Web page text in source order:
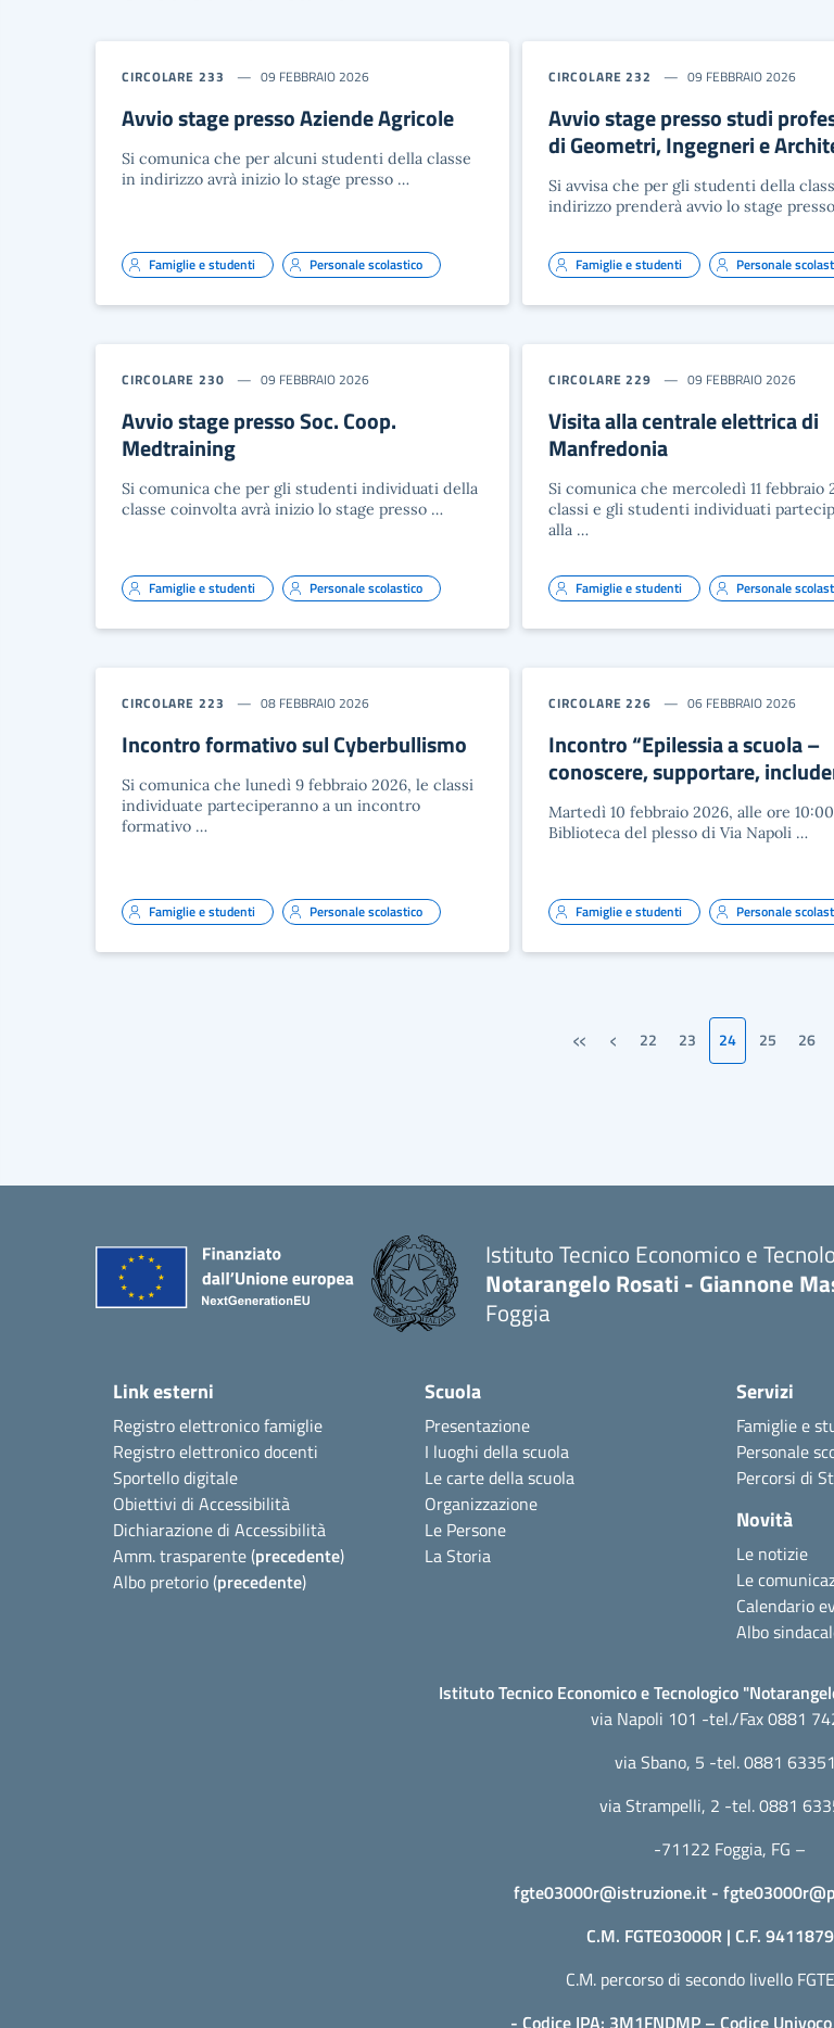
CIRCOLARE 233 09 FEBBRAIO 2026
Avvio stage presso Aziende Agricole
Si comunica che per alcuni studenti della classe
in indirizzo avrà inizio lo stage presso …
Famiglie e studenti Personale scolastico
CIRCOLARE 232 09 FEBBRAIO 2026
Avvio stage presso studi
di Geometri, Ingegneri e
Si avvisa che per gli studenti della
indirizzo prenderà avvio lo stage
Famiglie e studenti Personale
CIRCOLARE 230 09 FEBBRAIO 2026
Avvio stage presso Soc. Coop.
Medtraining
Si comunica che per gli studenti individuati della
classe coinvolta avrà inizio lo stage presso …
Famiglie e studenti Personale scolastico
CIRCOLARE 229 09 FEBBRAIO 2026
Visita alla centrale elettrica di
Manfredonia
Si comunica che mercoledì 11 febbraio
classi e gli studenti individuati
alla …
Famiglie e studenti Personale
CIRCOLARE 223 08 FEBBRAIO 2026
Incontro formativo sul Cyberbullismo
Si comunica che lunedì 9 febbraio 2026, le classi
individuate parteciperanno a un incontro
formativo …
Famiglie e studenti Personale scolastico
CIRCOLARE 226 06 FEBBRAIO 2026
Incontro “Epilessia a scuola –
conoscere, supportare,
Martedì 10 febbraio 2026, alle ore
Biblioteca del plesso di Via Napoli …
Famiglie e studenti Personale
«Prima pagina
‹Pagina precedente
22 23 24 25 26
Istituto Tecnico Economico e
Notarangelo Rosati - Giannone
Foggia
Link esterni
Registro elettronico famiglie
Registro elettronico docenti
Sportello digitale
Obiettivi di Accessibilità
Dichiarazione di Accessibilità
Amm. trasparente (precedente)
Albo pretorio (precedente)
Scuola
Presentazione
I luoghi della scuola
Le carte della scuola
Organizzazione
Le Persone
La Storia
Servizi
Famiglie e
Personale
Percorsi di
Novità
Le notizie
Le
Calendario
Albo
Istituto Tecnico Economico e Tecnologico
via Napoli 101 -tel./Fax 0881
via Sbano, 5 -tel. 0881
via Strampelli, 2 -tel. 0881
-71122 Foggia, FG –
fgte03000r@istruzione.it-
C.M. FGTE03000R | C.F.
C.M. percorso di secondo livello
- Codice IPA: 3M1FNDMP – Codice